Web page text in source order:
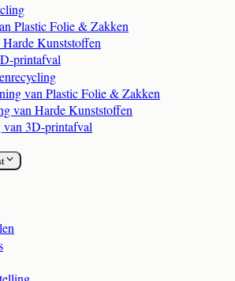
Plastic Folie & Zakken
Kunststoffen
printafval
van Plastic Folie & Zakken
van Harde Kunststoffen
van 3D-printafval